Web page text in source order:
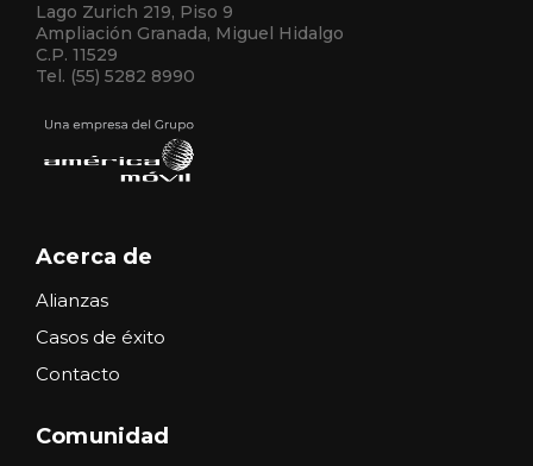
Lago Zurich 219, Piso 9
Ampliación Granada, Miguel Hidalgo
C.P. 11529
Tel. (55) 5282 8990
Acerca de
Alianzas
Casos de éxito
Contacto
Comunidad